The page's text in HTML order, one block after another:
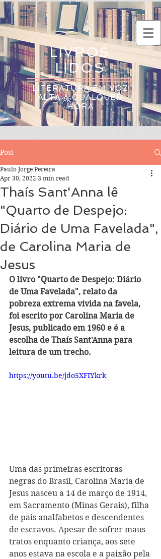
LIVROS
LIDOS
LITERATURA EM VOZ
ALTA A QUALQUER
HORA
Post
Thaís Sant'Anna lê
"Quarto de Despejo:
Diário de Uma Favelada",
de Carolina Maria de
Jesus
Paulo Jorge Pereira
Apr 30, 2022 3 min read
O livro "Quarto de Despejo: Diário
de Uma Favelada", relato da
pobreza extrema vivida na favela,
foi escrito por Carolina Maria de
Jesus, publicado em 1960 e é a
escolha de Thaís Sant'Anna para
leitura de um trecho.
https://youtu.be/jdo5XFIYkrk
Uma das primeiras escritoras
negras do Brasil, Carolina Maria de
Jesus nasceu a 14 de março de 1914,
em Sacramento (Minas Gerais), filha
de pais analfabetos e descendentes
de escravos. Apesar de sofrer maus-
tratos enquanto criança, aos sete
anos estava na escola e a paixão pela